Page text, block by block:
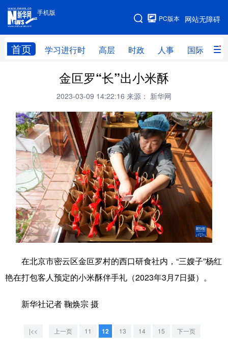
手机版
网站无障碍
PC版本
首页 学习进行时 高层 时政 人事 国际 财
手机版
网站地图
高层 时政
财经 网评
台湾 思客智库 全球连线 教育
科技 科创 量子 体育
文化 书画 健康 军事
访谈 视频 图片 政务
法律 中央文件 金融 汽车
食品 人居 信息化 数字经济
文化产业
金叵罗“长”出小米酥
2023-03-09 14:22:16 来源： 新华网
在北京市密云区金叵罗村的西口研食社内，“三嫂子”杨红
艳在打包客人预定的小米酥伴手礼（2023年3月7日摄）。
新华社记者 鞠焕宗 摄
|<< 上一页 11 12 13 14 15 下一页